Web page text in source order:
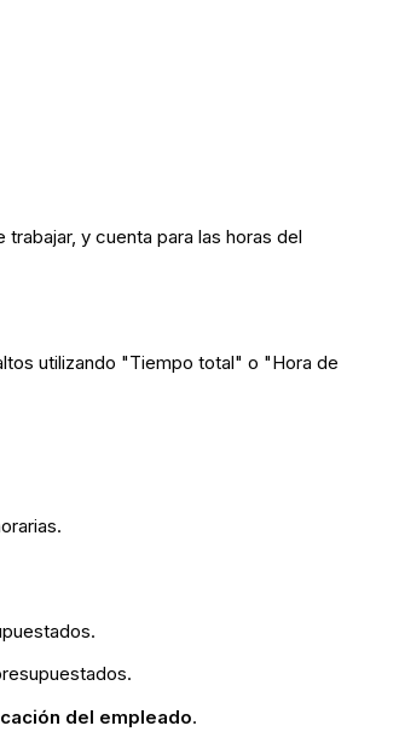
y cuenta para las horas del
utilizando "Tiempo total" o "Hora de
del empleado.